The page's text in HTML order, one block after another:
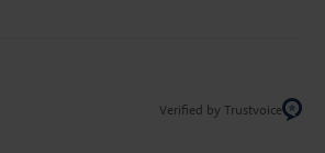
Verified by Trustvoice